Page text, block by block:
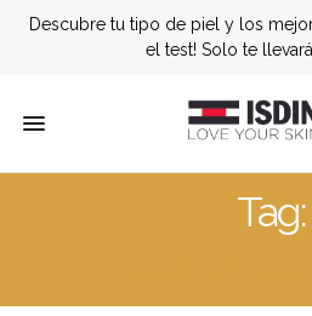
Descubre tu tipo de piel y los
el test! Solo te
Tag: